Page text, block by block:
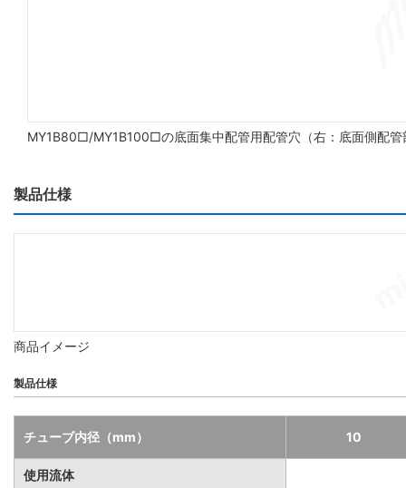
MY1B80□/MY1B100□の底面集中配管用配管穴（右：底面側配管
製品仕様
商品イメージ
製品仕様
チューブ内径（mm） 10
使用流体